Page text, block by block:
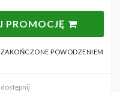
PROMOCJĘ
POWODZENIEM